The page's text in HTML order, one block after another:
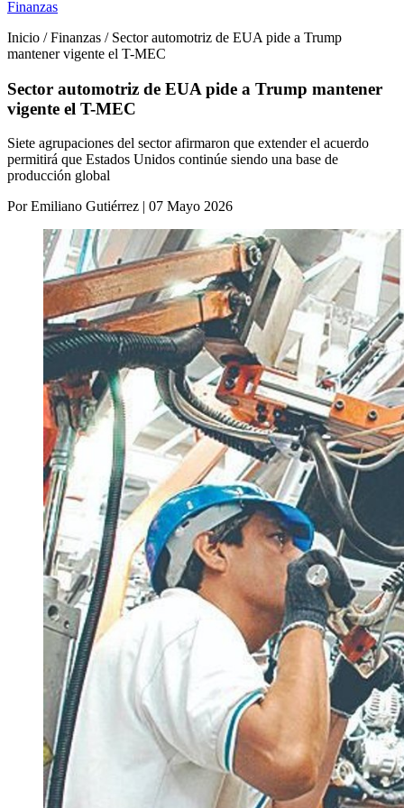
Finanzas
Inicio / Finanzas / Sector automotriz de EUA pide a Trump
mantener vigente el T-MEC
Sector automotriz de EUA pide a Trump mantener
vigente el T-MEC
Siete agrupaciones del sector afirmaron que extender el acuerdo
permitirá que Estados Unidos continúe siendo una base de
producción global
Por Emiliano Gutiérrez | 07 Mayo 2026